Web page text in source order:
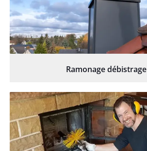
Ramonage débistrage